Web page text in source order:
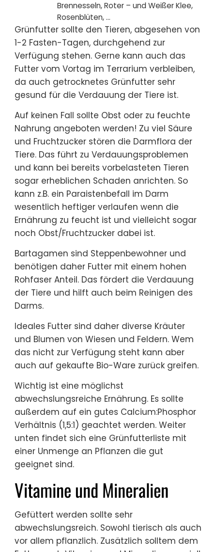
Brennesseln, Roter – und Weißer Klee,
Rosenblüten, …
Grünfutter sollte den Tieren, abgesehen von
1-2 Fasten-Tagen, durchgehend zur
Verfügung stehen. Gerne kann auch das
Futter vom Vortag im Terrarium verbleiben,
da auch getrocknetes Grünfutter sehr
gesund für die Verdauung der Tiere ist.
Auf keinen Fall sollte Obst oder zu feuchte
Nahrung angeboten werden! Zu viel Säure
und Fruchtzucker stören die Darmflora der
Tiere. Das führt zu Verdauungsproblemen
und kann bei bereits vorbelasteten Tieren
sogar erheblichen Schaden anrichten. So
kann z.B. ein Paraistenbefall im Darm
wesentlich heftiger verlaufen wenn die
Ernährung zu feucht ist und vielleicht sogar
noch Obst/Fruchtzucker dabei ist.
Bartagamen sind Steppenbewohner und
benötigen daher Futter mit einem hohen
Rohfaser Anteil. Das fördert die Verdauung
der Tiere und hilft auch beim Reinigen des
Darms.
Ideales Futter sind daher diverse Kräuter
und Blumen von Wiesen und Feldern. Wem
das nicht zur Verfügung steht kann aber
auch auf gekaufte Bio-Ware zurück greifen.
Wichtig ist eine möglichst
abwechslungsreiche Ernährung. Es sollte
außerdem auf ein gutes Calcium:Phosphor
Verhältnis (1,5:1) geachtet werden. Weiter
unten findet sich eine Grünfutterliste mit
einer Unmenge an Pflanzen die gut
geeignet sind.
Vitamine und Mineralien
Gefüttert werden sollte sehr
abwechslungsreich. Sowohl tierisch als auch
vor allem pflanzlich. Zusätzlich solltem dem